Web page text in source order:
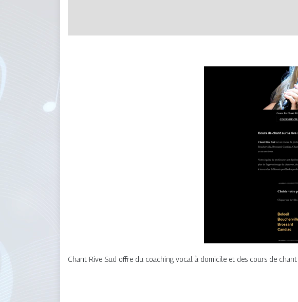
Chant Rive Sud offre du coaching vocal à domicile et des cours de